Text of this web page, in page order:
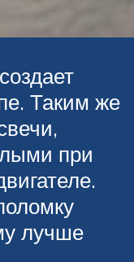
Таким же
при
лучше